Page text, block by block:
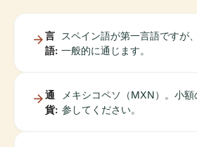
言
語:
スペイン語が第一言語ですが
一般的に通じます。
通
貨:
メキシコペソ（MXN）。小
参してください。